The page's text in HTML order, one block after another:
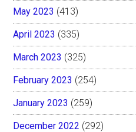
May 2023 (413)
April 2023 (335)
March 2023 (325)
February 2023 (254)
January 2023 (259)
December 2022 (292)